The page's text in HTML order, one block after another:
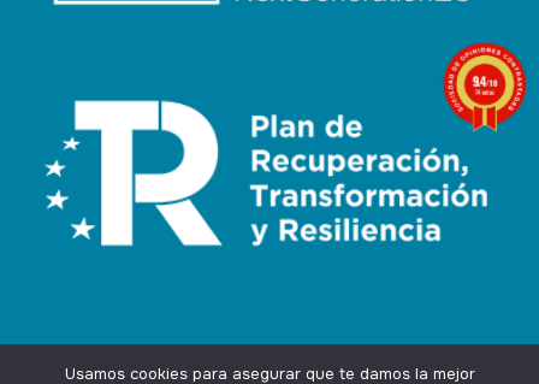
Usamos cookies para asegurar que te damos la mejor
9.4/10
74 notas